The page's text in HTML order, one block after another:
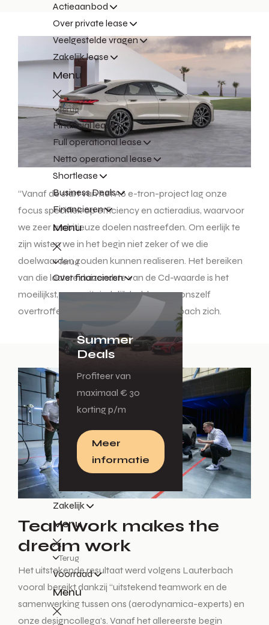
Actieaanbod
Over private lease
Veelgestelde vragen
Zakelijk lease
Menu
Terug
Financial lease
Full operational lease
Netto operational lease
Shortlease
Business Deals
Financieren
Menu
Terug
Over financieren
Summer
Deals
Profiteer van
maximaal € 30
korting p/m
Meer
informatie
Zakelijk
Menu
Terug
Voorraad
Menu
“Vanaf de start van het A6 e-tron-project lag onze
focus specifiek op efficiency en actieradius, waarvoor
we zeer ambitieuze doelen nastreefden. Om eerlijk te
zijn wisten we in het begin niet zeker of we die
doelwaarden zouden kunnen realiseren. Het bereiken
van die laatste duizendste van de Cd-waarde is het
moeilijkst, maar uiteindelijk hebben we onszelf
overtroffen”, herinnert Andreas Lauterbach zich.
Teamwork makes the
dream work
Het uitstekende resultaat werd volgens Lauterbach
vooral bereikt dankzij “uitstekend teamwork en de
samenwerking tussen ons (aerodynamica-experts) en
onze designcollega’s. Vanaf het allereerste begin